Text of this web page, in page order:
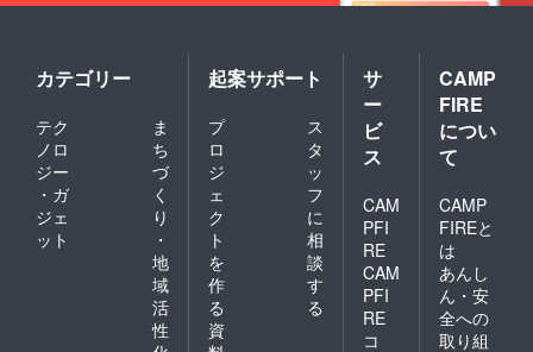
カテゴリー
テク
ノロ
ジー
・ガ
ジェ
ット
ま
ち
づ
く
り
・
地
域
活
性
起案サポート
プ
ロ
ジ
ェ
ク
ト
を
作
る
ス
タ
ッ
フ
に
相
談
す
る
資
サ
ー
ビ
ス
CAM
PFI
RE
CAM
PFI
RE
コ
CAMP
FIRE
につい
て
CAMP
FIREと
は
あんし
ん・安
全への
取り組